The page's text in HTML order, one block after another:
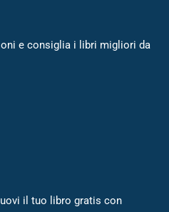
e consiglia i libri migliori da
il tuo libro gratis con